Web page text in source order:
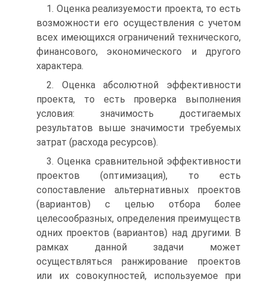
1. Оценка реализуемости проекта, то есть
возможности его осуществления с учетом
всех имеющихся ограничений технического,
финансового, экономического и другого
характера.
2. Оценка абсолютной эффективности
проекта, то есть проверка выполнения
условия: значимость достигаемых
результатов выше значимости требуемых
затрат (расхода ресурсов).
3. Оценка сравнительной эффективности
проектов (оптимизация), то есть
сопоставление альтернативных проектов
(вариантов) с целью отбора более
целесообразных, определения преимуществ
одних проектов (вариантов) над другими. В
рамках данной задачи может
осуществляться ранжирование проектов
или их совокупностей, используемое при